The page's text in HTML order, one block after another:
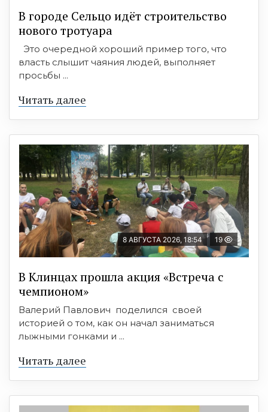
В городе Сельцо идёт строительство
нового тротуара
Это очередной хороший пример того, что
власть слышит чаяния людей, выполняет
просьбы ...
Читать далее
8 АВГУСТА 2026, 18:54 19
В Клинцах прошла акция «Встреча с
чемпионом»
Валерий Павлович поделился своей
историей о том, как он начал заниматься
лыжными гонками и ...
Читать далее